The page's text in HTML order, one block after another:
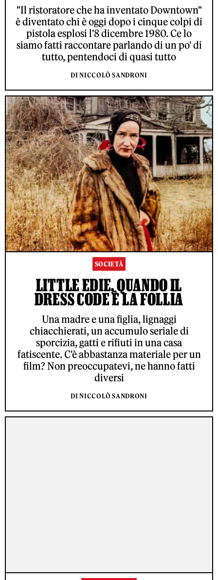
"Il ristoratore che ha inventato Downtown"
è diventato chi è oggi dopo i cinque colpi di
pistola esplosi l'8 dicembre 1980. Ce lo
siamo fatti raccontare parlando di un po' di
tutto, pentendoci di quasi tutto
DI NICCOLÒ SANDRONI
SOCIETÀ
LITTLE EDIE, QUANDO IL
DRESS CODE È LA FOLLIA
Una madre e una figlia, lignaggi
chiacchierati, un accumulo seriale di
sporcizia, gatti e rifiuti in una casa
fatiscente. C'è abbastanza materiale per un
film? Non preoccupatevi, ne hanno fatti
diversi
DI NICCOLÒ SANDRONI